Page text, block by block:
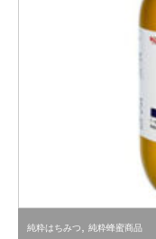
純粋はちみつ 純粋蜂蜜商品